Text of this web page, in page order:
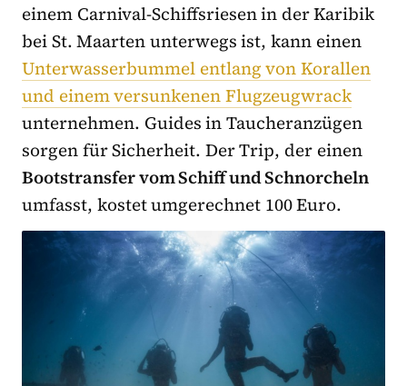
einem Carnival-Schiffsriesen in der Karibik
bei St. Maarten unterwegs ist, kann einen
Unterwasserbummel entlang von Korallen
und einem versunkenen Flugzeugwrack
unternehmen. Guides in Taucheranzügen
sorgen für Sicherheit. Der Trip, der einen
Bootstransfer vom Schiff und Schnorcheln
umfasst, kostet umgerechnet 100 Euro.